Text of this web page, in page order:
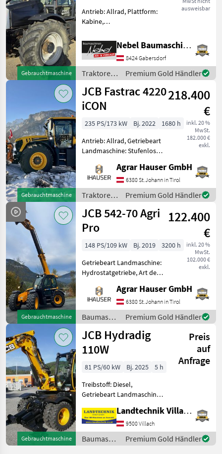
Gebrauchtmaschine
ausweisbar
Antrieb: Allrad, Plattform:
Kabine,
540/1000,
Höchstgeschwindigkeit in
km/h: 50 km/h, Aufladung:
Turbolader,
Druckluftbremse,
Fronthydraulik, Frontzapfw
Nebel Baumaschinen
8424 Gabersdorf
Traktoren
/ JCB
Premium Gold Händler
Gebrauchtmaschine
JCB Fastrac 4220
iCON
218.400
€
inkl. 20 %
MwSt.
182.000 €
exkl.
235 PS/173 kW Bj. 2022
1680 h
Antrieb: Allrad, Getriebeart
Landmaschine: Stufenloses
Zapfwellendrehzahl:
540/540E/1000/1000E,
Höchstgeschwindigkeit in
km/h: 60 km/h und m
Agrar Hauser GmbH
6380 St.Johann in Tirol
Traktoren
/ JCB
Premium Gold Händler
Gebrauchtmaschine
JCB 542-70 Agri
Pro
122.400
€
inkl. 20 %
MwSt.
102.000 €
exkl.
148 PS/109 kW Bj. 2019
3200 h
Getriebeart Landmaschine:
Hydrostatgetriebe, Art der
Diesel,
Anhängevorrichtung,
Druckluft, hydr.
Werkzeugverriegelung,
Klimaanlage, Sperrdiff.
Agrar Hauser GmbH
6380 St.Johann in Tirol
Baumaschinen
/ JCB
Premium Gold Händler
Gebrauchtmaschine
JCB Hydradig
110W
Preis
auf
Anfrage
81 PS/60 kW Bj. 2025
5 h
Treibstoff: Diesel,
Getriebeart Landmaschine:
110W mit EU-Abgasstufe 5,
JCB EcoMax 4 Zyl. Turbo-
Dieselmotor, 4, 8 l Hubraum
u. einer Netto-M
Landtechnik Villach GmbH
9500 Villach
Baumaschinen
/ JCB
Premium Gold Händler